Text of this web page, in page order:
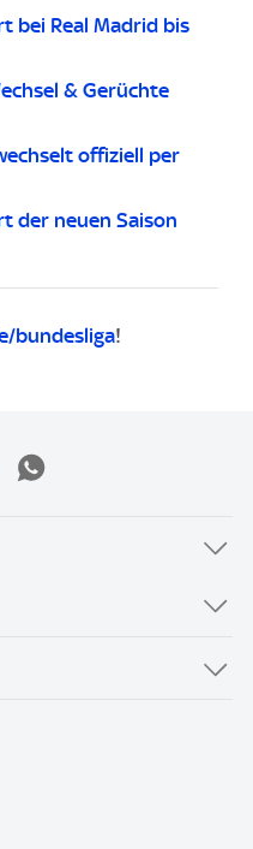
bei Real Madrid bis
& Gerüchte
offiziell per
der neuen Saison
bundesliga!